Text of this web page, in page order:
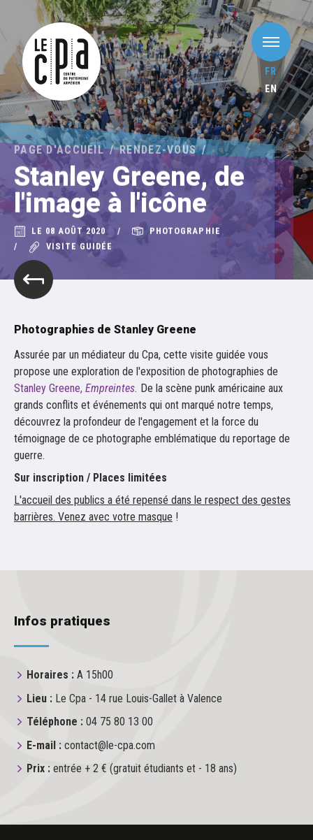
FR
EN
PAGE D'ACCUEIL RENDEZ-VOUS
Stanley Greene, de
l'image à l'icône
LE 08 AOÛT 2020
PHOTOGRAPHIE
VISITE GUIDÉE
Photographies de Stanley Greene
Assurée par un médiateur du Cpa, cette visite guidée vous
propose une exploration de l'exposition de photographies de
Stanley Greene, Empreintes. De la scène punk américaine aux
grands conflits et événements qui ont marqué notre temps,
découvrez la profondeur de l'engagement et la force du
témoignage de ce photographe emblématique du reportage de
guerre.
Sur inscription / Places limitées
L'accueil des publics a été repensé dans le respect des gestes
barrières. Venez avec votre masque !
Infos pratiques
Horaires : A 15h00
Lieu : Le Cpa - 14 rue Louis-Gallet à Valence
Téléphone : 04 75 80 13 00
E-mail : contact@le-cpa.com
Prix : entrée + 2 € (gratuit étudiants et - 18 ans)